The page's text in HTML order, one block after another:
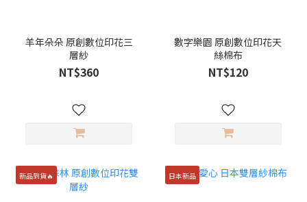
羊年朵朵 原創數位印花三
層紗
NT$360
數字樂園 原創數位印花天
絲棉布
NT$120
新品到貨🔥 日本新品